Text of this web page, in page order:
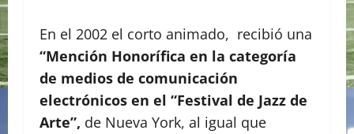
En el 2002 el corto animado, recibió una
“Mención Honorífica en la categoría
de medios de comunicación
electrónicos en el “Festival de Jazz de
Arte”, de Nueva York, al igual que